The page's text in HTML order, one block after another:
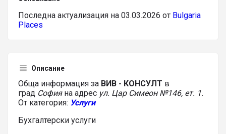
Последна актуализация на 03.03.2026 от Bulgaria
Places
Описание
Обща информация за ВИВ - КОНСУЛТ в
град София на адрес ул. Цар Симеон №146, ет. 1.
От категория: Услуги
Бухгалтерски услуги